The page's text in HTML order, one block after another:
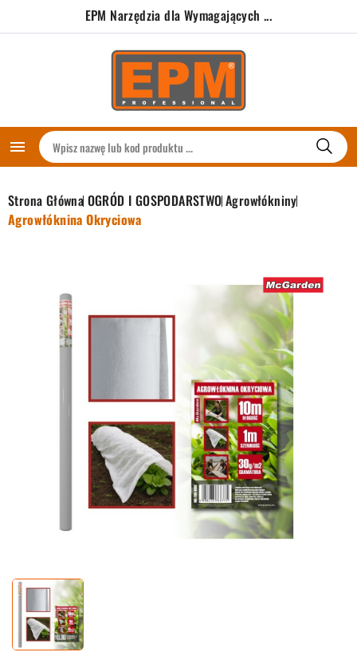
EPM Narzędzia dla Wymagających ...

Strona Główna OGRÓD I GOSPODARSTWOAgrowłókniny
Agrowłóknina Okryciowa